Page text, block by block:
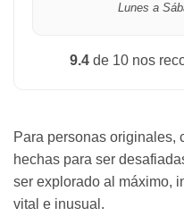
Lunes a
9.4de 10 nos
Para personas originales,
hechas para ser
ser explorado al máximo,
vital e inusual.